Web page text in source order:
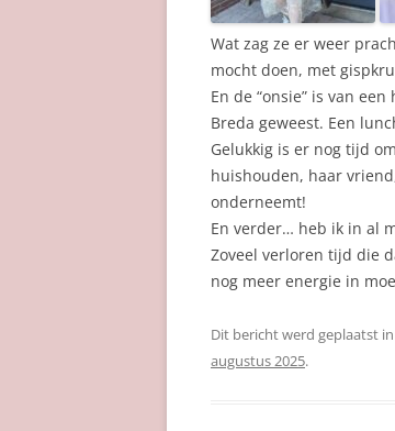
Wat zag ze er weer
mocht doen, met
En de “onsie” is van
Breda geweest. Een
Gelukkig is er nog tijd
huishouden, haar
onderneemt!
En verder… heb ik in al
Zoveel verloren tijd die
nog meer energie in
Dit bericht werd geplaatst in
augustus 2025.